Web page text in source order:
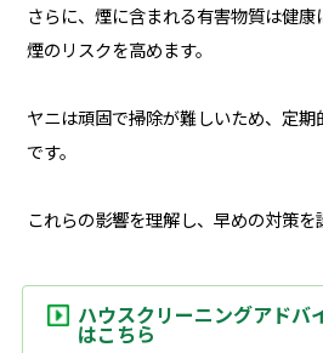
さらに、煙に含まれる有害物質は健
煙のリスクを高めます。
ヤニは頑固で掃除が難しいため、定
です。
これらの影響を理解し、早めの対策を
ハウスクリーニングアドバ
はこちら